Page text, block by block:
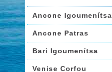
Ancone Igoumenítsa
Ancone Patras
Bari Igoumenítsa
Venise Corfou